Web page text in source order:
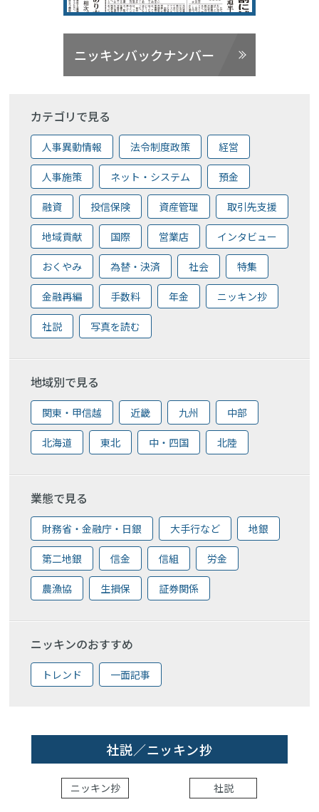
ニッキンバックナンバー
カテゴリで見る
人事異動情報 法令制度政策 経営
人事施策 ネット・システム 預金
融資 投信保険 資産管理 取引先支援
地域貢献 国際 営業店 インタビュー
おくやみ 為替・決済 社会 特集
金融再編 手数料 年金 ニッキン抄
社説 写真を読む
地域別で見る
関東・甲信越 近畿 九州 中部
北海道 東北 中・四国 北陸
業態で見る
財務省・金融庁・日銀 大手行など 地銀
第二地銀 信金 信組 労金
農漁協 生損保 証券関係
ニッキンのおすすめ
トレンド 一面記事
社説／ニッキン抄
ニッキン抄 社説